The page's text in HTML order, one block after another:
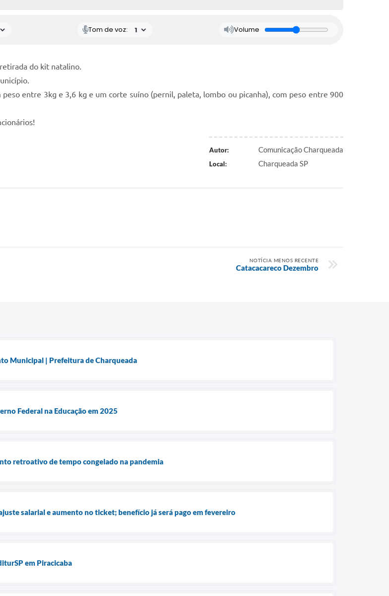
Tom de voz: Volume
do kit natalino.
entre 3kg e 3,6 kg e um corte suíno (pernil, paleta, lombo ou picanha), com peso entre 900
Autor: Comunicação Charqueada
Local: Charqueada SP
NOTÍCIA MENOS RECENTE
Catacacareco Dezembro
Municipal | Prefeitura de Charqueada
Federal na Educação em 2025
retroativo de tempo congelado na pandemia
salarial e aumento no ticket; benefício já será pago em fevereiro
em Piracicaba